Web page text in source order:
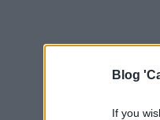
Blog
If you